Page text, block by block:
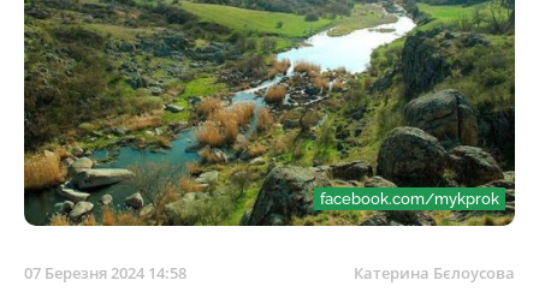
facebook.com/mykprok
07 Березня 2024 14:58 Катерина Бєлоусова